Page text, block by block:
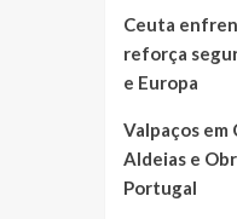
Ceuta
reforça
e Europa
Valpaços em
Aldeias e
Portugal